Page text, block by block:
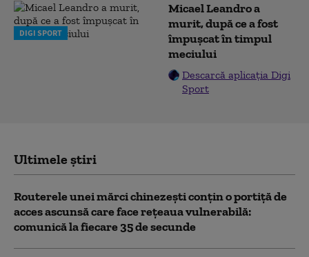
DIGI SPORT
Micael Leandro a
murit, după ce a fost
împușcat în timpul
meciului
Descarcă aplicația Digi
Sport
Ultimele știri
Routerele unei mărci chinezești conțin o portiță de
acces ascunsă care face rețeaua vulnerabilă:
comunică la fiecare 35 de secunde